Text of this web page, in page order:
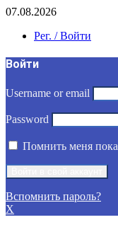
07.08.2026
Рег. / Войти
Войти
Username or email
Password
Помнить меня
Вспомнить пароль?
X